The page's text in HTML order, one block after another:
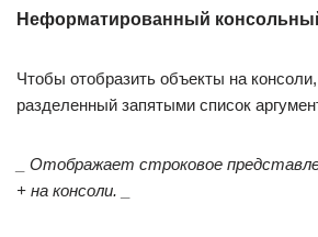
Неформатированный
Чтобы отобразить объекты на
разделенный запятыми список
Отображает строковое
+ на консоли.